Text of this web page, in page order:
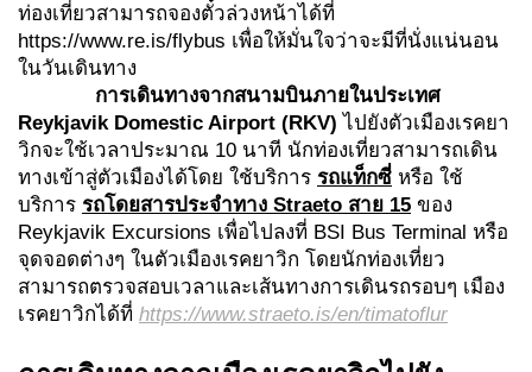
ท่องเที่ยวสามารถจองตั๋วล่วงหน้าได้ที่
https://www.re.is/flybus เพื่อให้มั่นใจว่าจะมีที่นั่งแน่นอน
ในวันเดินทาง
การเดินทางจากสนามบินภายในประเทศ
Reykjavik Domestic Airport (RKV) ไปยังตัวเมืองเรคยา
วิกจะใช้เวลาประมาณ 10 นาที นักท่องเที่ยวสามารถเดิน
ทางเข้าสู่ตัวเมืองได้โดย ใช้บริการ รถแท็กซี่ หรือ ใช้
บริการ รถโดยสารประจำทาง Straeto สาย 15 ของ
Reykjavik Excursions เพื่อไปลงที่ BSI Bus Terminal หรือ
จุดจอดต่างๆ ในตัวเมืองเรคยาวิก โดยนักท่องเที่ยว
สามารถตรวจสอบเวลาและเส้นทางการเดินรถรอบๆ เมือง
เรคยาวิกได้ที่ https://www.straeto.is/en/timatoflur